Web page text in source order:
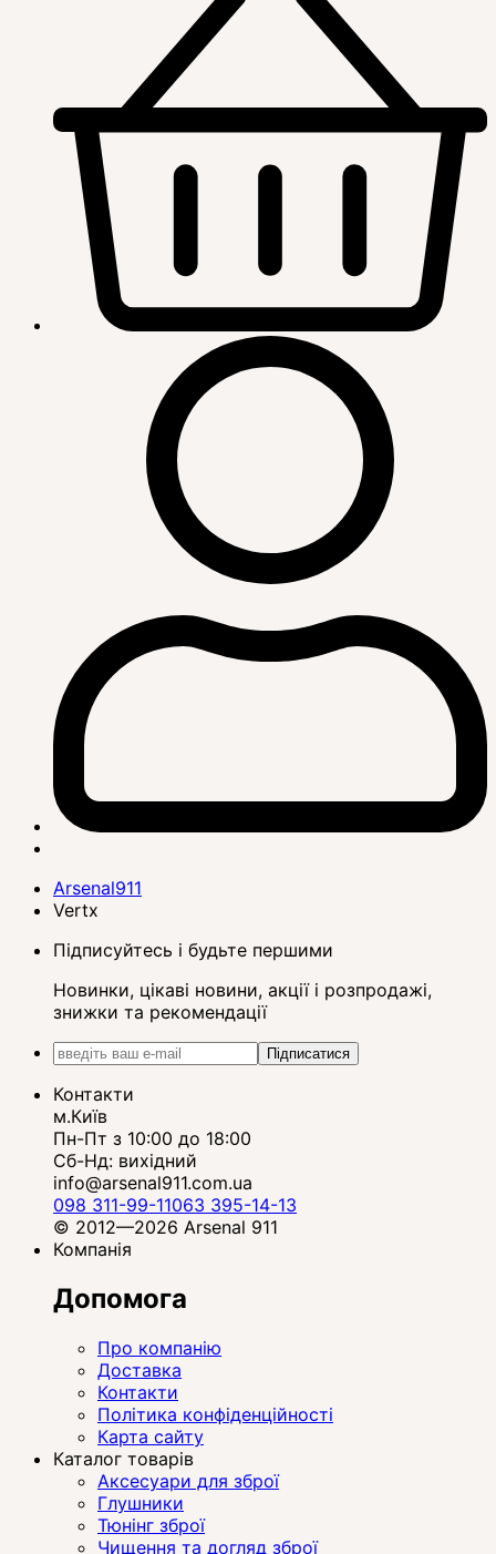
Arsenal911
Vertx
Підписуйтесь і будьте першими
Новинки, цікаві новини, акції і розпродажі,
знижки та рекомендації
Підписатися
Контакти
м.Київ
Пн-Пт з 10:00 до 18:00
Сб-Нд: вихідний
info@arsenal911.com.ua
098 311-99-11063 395-14-13
© 2012—2026 Arsenal 911
Компанія
Допомога
Про компанію
Доставка
Контакти
Політика конфіденційності
Карта сайту
Каталог товарів
Аксесуари для зброї
Глушники
Тюнінг зброї
Чищення та догляд зброї